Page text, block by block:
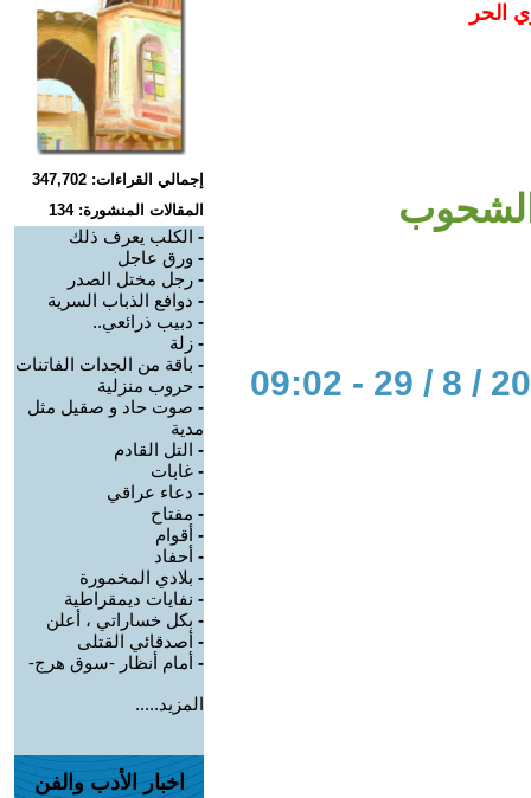
الحر
إجمالي القراءات: 347,702
المقالات المنشورة: 134
- الكلب يعرف ذلك
- ورق عاجل
- رجل مختل الصدر
- دوافع الذباب السرية
- دبيب ذرائعي..
- زلة
- باقة من الجدات الفاتنات
- حروب منزلية
- صوت حاد و صقيل مثل
مدية
- التل القادم
- غابات
- دعاء عراقي
- مفتاح
- أقوام
- أحفاد
- بلادي المخمورة
- نفايات ديمقراطية
- بكل خساراتي ، أعلن
- أصدقائي القتلى
- أمام أنظار -سوق هرج-
المزيد.....
اخبار الأدب والفن